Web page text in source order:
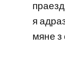
я
мяне з